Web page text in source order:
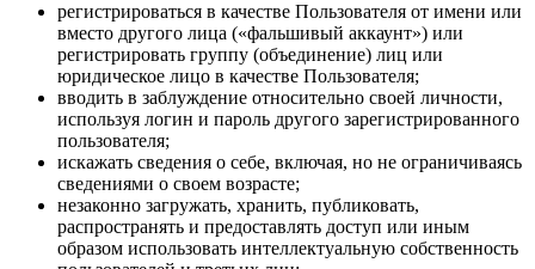
регистрироваться в качестве Пользователя от имени или
вместо другого лица («фальшивый аккаунт») или
регистрировать группу (объединение) лиц или
юридическое лицо в качестве Пользователя;
вводить в заблуждение относительно своей личности,
используя логин и пароль другого зарегистрированного
пользователя;
искажать сведения о себе, включая, но не ограничиваясь
сведениями о своем возрасте;
незаконно загружать, хранить, публиковать,
распространять и предоставлять доступ или иным
образом использовать интеллектуальную собственность